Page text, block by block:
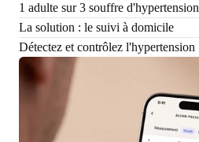
1 adulte sur 3 souffre d'hypertension
La solution : le suivi à domicile
Détectez et contrôlez l'hypertension